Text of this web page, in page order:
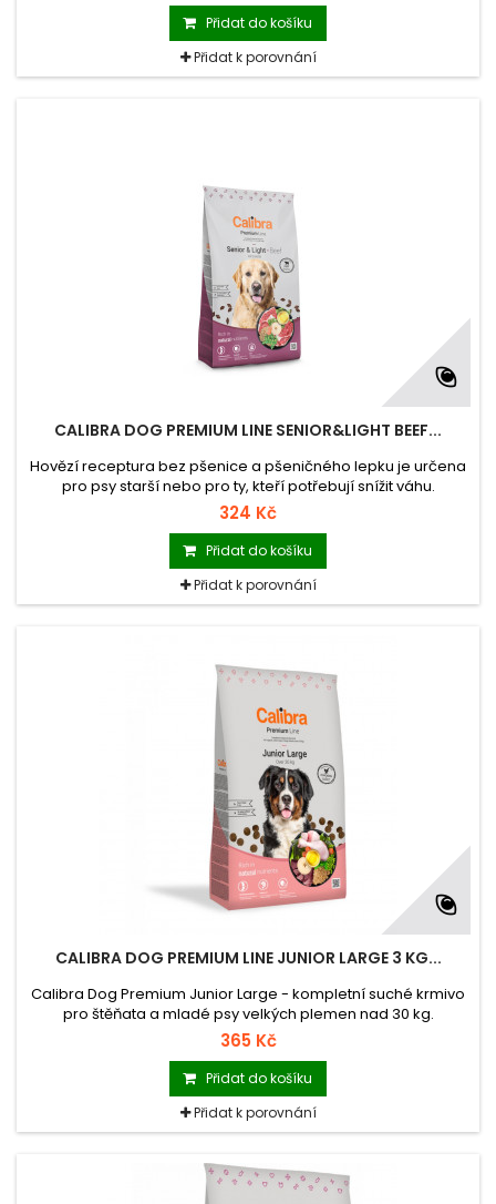
Přidat do košíku
Přidat k porovnání
CALIBRA DOG PREMIUM LINE SENIOR&LIGHT BEEF...
Hovězí receptura bez pšenice a pšeničného lepku je určena
pro psy starší nebo pro ty, kteří potřebují snížit váhu.
Kompletní suché krmivo dodá vše pro jejich dobrou kondici.
Zdraví kloubů navíc podpoří přidaná chondroprotektiva,
imunitní systém pozitivního vlivu na trávení díky léčbě
prebiotika a kel dobře působí na zdraví chrupu.
324 Kč
Přidat do košíku
Přidat k porovnání
CALIBRA DOG PREMIUM LINE JUNIOR LARGE 3 KG...
Calibra Dog Premium Junior Large - kompletní suché krmivo
pro štěňata a mladé psy velkých plemen nad 30 kg.
365 Kč
Přidat do košíku
Přidat k porovnání